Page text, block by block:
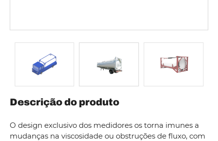
Descrição do produto
O design exclusivo dos medidores os torna imunes a
mudanças na viscosidade ou obstruções de fluxo, com